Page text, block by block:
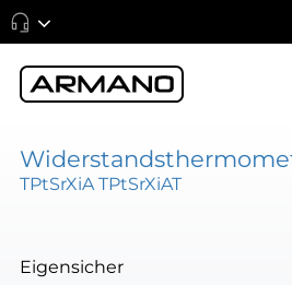
TPtSrXiA TPtSrXiAT
Eigensicher